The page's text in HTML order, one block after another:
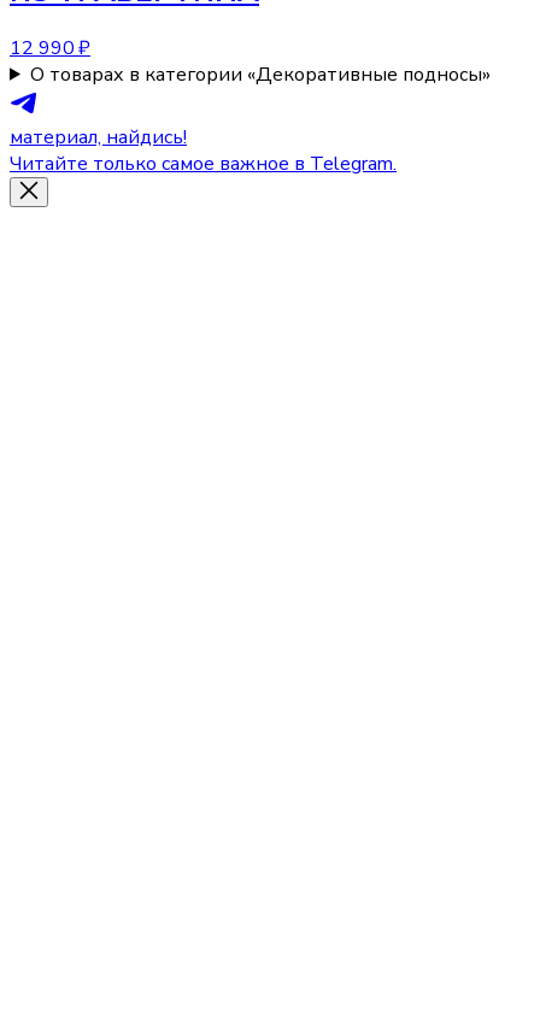
12 990 ₽
О товарах в категории «Декоративные подносы»
материал, найдись!
Читайте только самое важное в Telegram.